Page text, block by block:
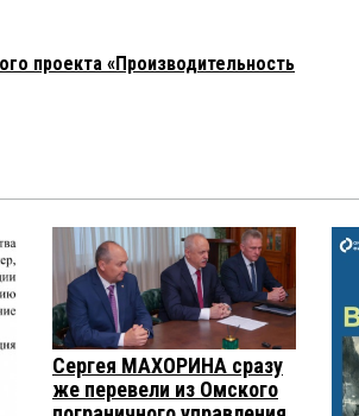
проекта «Производительность
Сергея МАХОРИНА сразу
же перевели из Омского